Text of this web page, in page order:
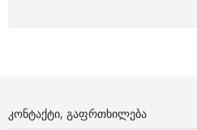
ᲙᲝᲜᲢᲐᲥᲢᲘ, ᲒᲐᲤᲠᲗᲮᲘᲚᲔᲑᲐ